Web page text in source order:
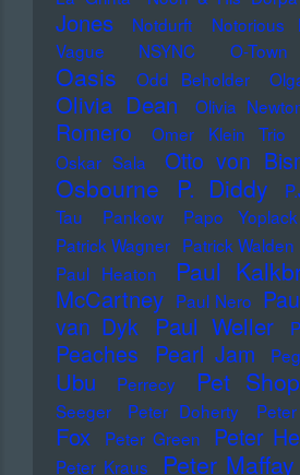
Jones
Notdurft Notorious
Vague
NSYNC O-Town
Oasis Odd Beholder
Olivia Dean Olivia
Romero
Omer Klein Trio
Oskar Sala
Otto von
Osbourne
P. Diddy
Tau
Pankow Papo Yoplack
Patrick Wagner Patrick Walden
Paul Heaton Paul
McCartney Paul Nero
van Dyk Paul Weller
Peaches Pearl Jam
Ubu
Perrecy Pet
Seeger
Peter Doherty
Fox
Peter Green Peter
Peter Kraus
Peter Maffay